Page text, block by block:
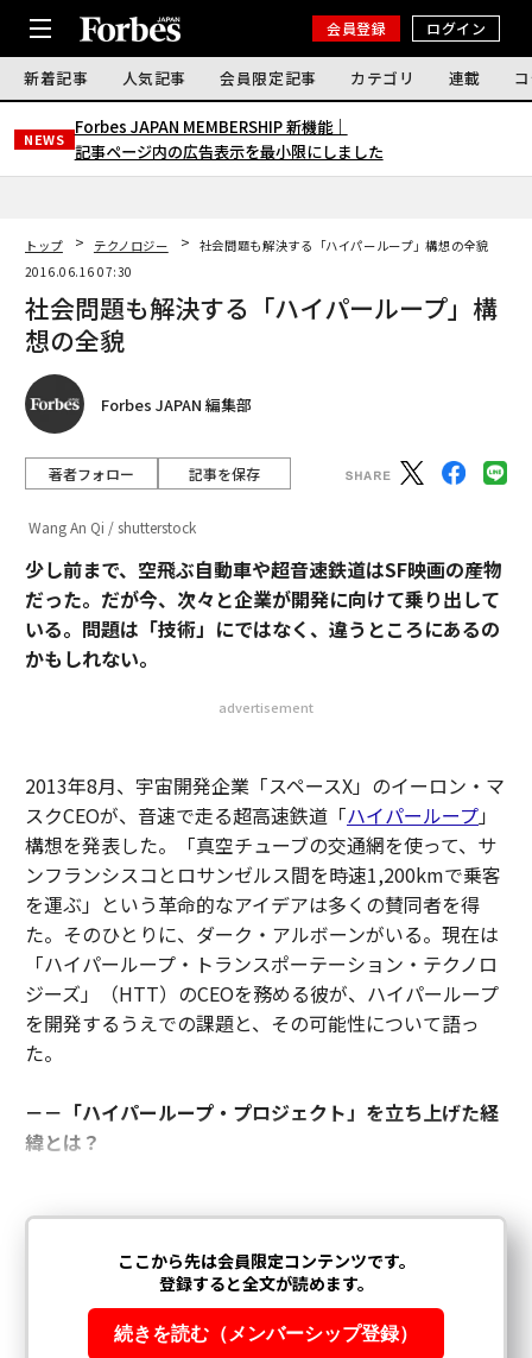
会員登録 ログイン
新着記事 人気記事 会員限定記事 カテゴリ 連載
NEWS
Forbes JAPAN MEMBERSHIP 新機能｜
記事ページ内の広告表示を最小限にしました
トップ テクノロジー
社会問題も解決する「ハイパーループ」構想の全貌
2016.06.16 07:30
社会問題も解決する「ハイパーループ」構
想の全貌
Forbes JAPAN 編集部
著者フォロー 記事を保存
Wang An Qi / shutterstock
少し前まで、空飛ぶ自動車や超音速鉄道はSF映画の産物
だった。だが今、次々と企業が開発に向けて乗り出して
いる。問題は「技術」にではなく、違うところにあるの
かもしれない。
advertisement
2013年8月、宇宙開発企業「スペースX」のイーロン・マ
スクCEOが、音速で走る超高速鉄道「ハイパーループ」
構想を発表した。「真空チューブの交通網を使って、サ
ンフランシスコとロサンゼルス間を時速1,200kmで乗客
を運ぶ」という革命的なアイデアは多くの賛同者を得
た。そのひとりに、ダーク・アルボーンがいる。現在は
「ハイパーループ・トランスポーテーション・テクノロ
ジーズ」（HTT）のCEOを務める彼が、ハイパーループ
を開発するうえでの課題と、その可能性について語っ
た。
－－ 「ハイパーループ・プロジェクト」を立ち上げた経
緯とは？